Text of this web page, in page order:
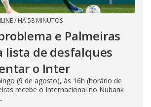
/ HÁ 58 MINUTOS
e Palmeiras
lista de desfalques
o Inter
(9 de agosto), às 16h (horário de
recebe o Internacional no Nubank